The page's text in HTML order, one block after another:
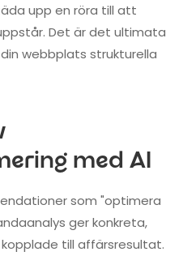
upp en röra till att
Det är det ultimata
webbplats strukturella
med AI
som "optimera
ger konkreta,
till affärsresultat.